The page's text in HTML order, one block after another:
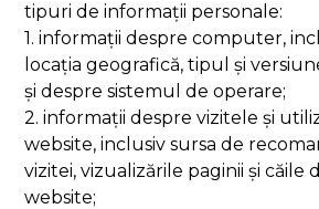
tipuri de informații personale:
1. informații despre computer,
locația geografică, tipul și
și despre sistemul de operare;
2. informații despre vizitele și
website, inclusiv sursa de
vizitei, vizualizările paginii și căile
website;